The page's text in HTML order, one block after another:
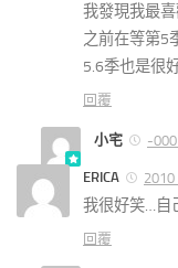
我發現我最
之前在等第5
5.6季也是很
回覆
小宅 -
ERICA 2010
我很好笑…自
回覆